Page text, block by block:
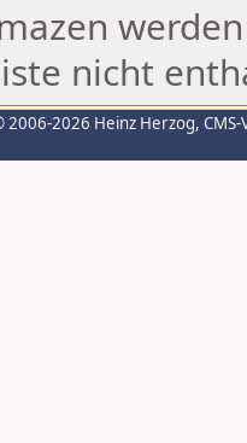
nicht
2006-2026 Heinz Herzog,